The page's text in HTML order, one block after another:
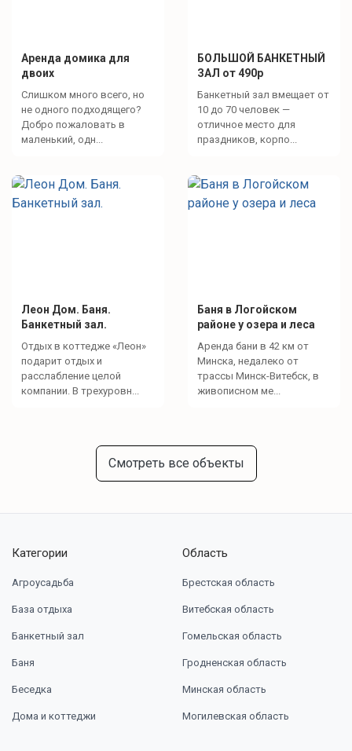
Аренда домика для
двоих
Слишком много всего, но
не одного подходящего?
Добро пожаловать в
маленький, одн...
БОЛЬШОЙ БАНКЕТНЫЙ
ЗАЛ от 490р
Банкетный зал вмещает от
10 до 70 человек —
отличное место для
праздников, корпо...
Леон Дом. Баня.
Банкетный зал.
Отдых в коттедже «Леон»
подарит отдых и
расслабление целой
компании. В трехуровн...
Баня в Логойском
районе у озера и леса
Аренда бани в 42 км от
Минска, недалеко от
трассы Минск-Витебск, в
живописном ме...
Смотреть все объекты
Категории
Агроусадьба
База отдыха
Банкетный зал
Баня
Беседка
Дома и коттеджи
Область
Брестская область
Витебская область
Гомельская область
Гродненская область
Минская область
Могилевская область